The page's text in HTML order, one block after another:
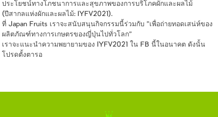
ประโยชน์ทางโภชนาการและสุขภาพของการบริโภคผักและผลไม้
(ปีสากลแห่งผักและผลไม้: IYFV2021).
ที่ Japan Fruits เราจะสนับสนุนกิจกรรมนี้ร่วมกับ "เพื่อถ่ายทอดเสน่ห์ของ
ผลิตภัณฑ์ทางการเกษตรของญี่ปุ่นไปทั่วโลก"
เราจะแนะนำความพยายามของ IYFV2021 ใน FB นี้ในอนาคต ดังนั้น
โปรดตั้งตารอ